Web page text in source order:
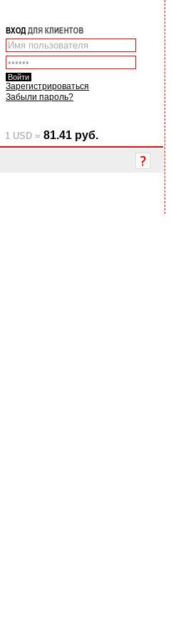
Зарегистрироваться
Забыли пароль?
1 USD = 81.41 руб.